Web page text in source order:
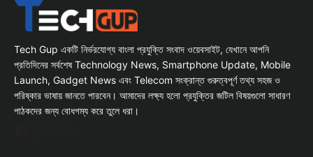
Tech Gup একটি নির্ভরযোগ্য বাংলা প্রযুক্তি সংবাদ ওয়েবসাইট, যেখানে আপনি
প্রতিদিনের সর্বশেষ Technology News, Smartphone Update, Mobile
Launch, Gadget News এবং Telecom সংক্রান্ত গুরুত্বপূর্ণ তথ্য সহজ ও
পরিষ্কার ভাষায় জানতে পারবেন। আমাদের লক্ষ্য হলো প্রযুক্তির জটিল বিষয়গুলো সাধারণ
পাঠকদের জন্য বোধগম্য করে তুলে ধরা।